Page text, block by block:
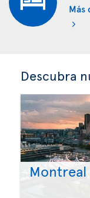
Descubra
Montreal